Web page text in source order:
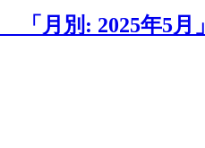
月別: 2025年5月」